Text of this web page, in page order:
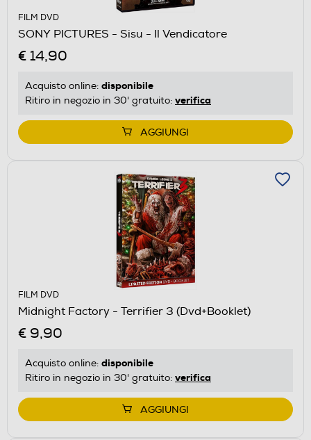
FILM DVD
SONY PICTURES - Sisu - Il Vendicatore
€ 14,90
Acquisto online: disponibile
Ritiro in negozio in 30' gratuito: verifica
AGGIUNGI
FILM DVD
Midnight Factory - Terrifier 3 (Dvd+Booklet)
€ 9,90
Acquisto online: disponibile
Ritiro in negozio in 30' gratuito: verifica
AGGIUNGI